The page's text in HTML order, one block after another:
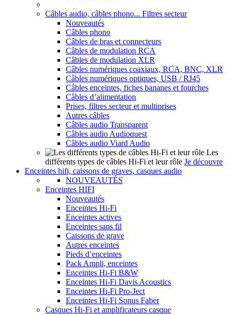
Câbles audio, câbles phono... Filtres secteur
Nouveautés
Câbles phono
Câbles de bras et connecteurs
Câbles de modulation RCA
Câbles de modulation XLR
Câbles numériques coaxiaux, RCA, BNC, XLR
Câbles numériques optiques, USB / RJ45
Câbles enceintes, fiches bananes et fourches
Câbles d’alimentation
Prises, filtres secteur et multiprises
Autres câbles
Câbles audio Transparent
Câbles audio Audioquest
Câbles audio Viard Audio
Les
différents types de câbles Hi-Fi et leur rôle Je découvre
Enceintes hifi, caissons de graves, casques audio
NOUVEAUTÉS
Enceintes HIFI
Nouveautés
Enceintes Hi-Fi
Enceintes actives
Enceintes sans fil
Caissons de grave
Autres enceintes
Pieds d’enceintes
Pack Ampli, enceintes
Enceintes Hi-Fi B&W
Enceintes Hi-Fi Davis Acoustics
Enceintes Hi-Fi Pro-Ject
Enceintes Hi-Fi Sonus Faber
Casques Hi-Fi et amplificateurs casque